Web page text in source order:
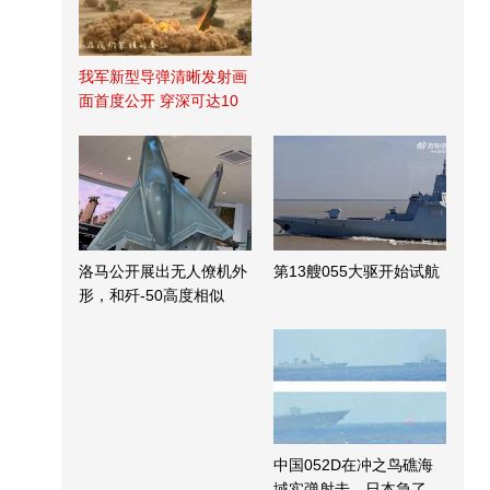
我军新型导弹清晰发射画
面首度公开 穿深可达10
洛马公开展出无人僚机外
形，和歼-50高度相似
第13艘055大驱开始试航
中国052D在冲之鸟礁海